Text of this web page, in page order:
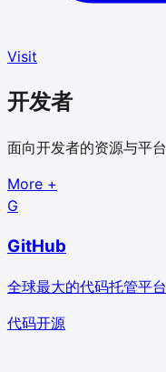
Visit
开发者
面向开发者的资源与平台
More +
G
GitHub
全球最大的代码托管平台
代码开源